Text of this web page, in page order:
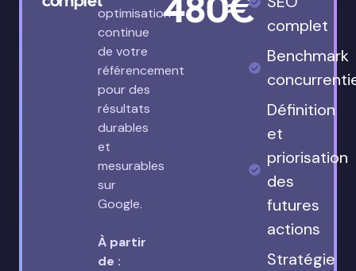
optimisation
continue
de votre
référencement
pour des
résultats
durables
et
mesurables
sur
Google.
À partir
de :
complet
Benchmark
Définition
et
priorisation
des
futures
actions
Stratégie